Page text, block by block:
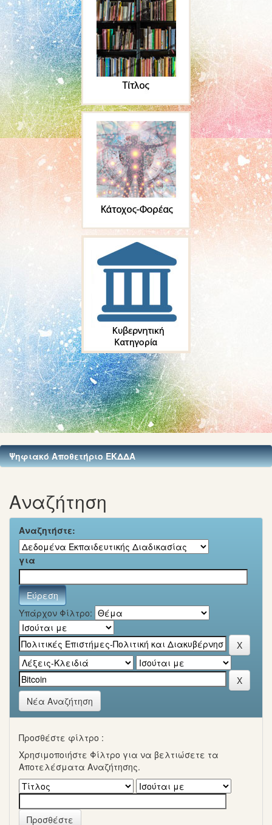
Ψηφιακό Αποθετήριο ΕΚΔΔΑ
Αναζήτηση
Αναζητήστε:
για
Υπάρχον Φίλτρο:
Νέα Αναζήτηση
Προσθέστε φίλτρο :
Χρησιμοποιήστε Φίλτρο για να βελτιώσετε τα
Αποτελέσματα Αναζήτησης.